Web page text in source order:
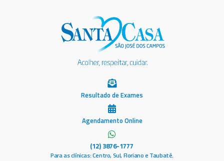
Resultado de Exames
Agendamento Online
(12) 3876-1777
Para as clínicas: Centro, Sul, Floriano e Taubaté.